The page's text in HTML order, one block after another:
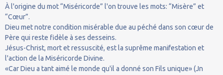
À l'origine du mot “Miséricorde” l'on trouve les mots: “Misère” et
“Cœur”.
Dieu met notre condition misérable due au péché dans son cœur de
Père qui reste fidèle à ses desseins.
Jésus-Christ, mort et ressuscité, est la suprême manifestation et
l'action de la Miséricorde Divine.
«Car Dieu a tant aimé le monde qu'il a donné son Fils unique» (Jn